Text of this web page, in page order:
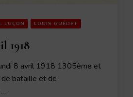
LUÇON LOUIS GUÉDET
1918
8 avril 1918 1305ème et
bataille et de